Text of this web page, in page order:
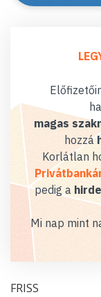
magas
hozzá
Korlátlan
pedig a
Mi nap mint
FRISS